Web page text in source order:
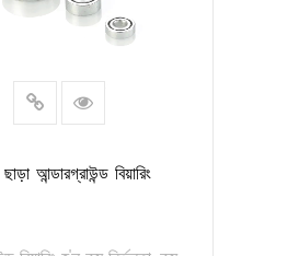
ছাড়া আন্ডারগ্রাউন্ড বিয়ারিং